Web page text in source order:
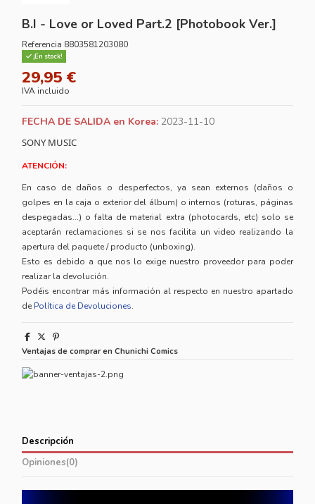
B.I - Love or Loved Part.2 [Photobook Ver.]
Referencia 8803581203080
¡En stock!
29,95 €
IVA incluido
FECHA DE SALIDA en Korea: 2023-11-10
SONY MUSIC
ATENCIÓN:
En caso de daños o desperfectos, ya sean externos (daños o
golpes en la caja o exterior del álbum) o internos (roturas, páginas
despegadas...) o falta de material extra (photocards, etc) solo se
aceptarán reclamaciones si se nos facilita un video realizando la
apertura del paquete / producto (unboxing).
Esto es debido a que nos lo exige nuestro proveedor para poder
realizar la devolución.
Podéis encontrar más información al respecto en nuestro apartado
de Política de Devoluciones.
Ventajas de comprar en Chunichi Comics
Descripción
Opiniones(0)